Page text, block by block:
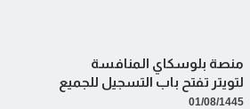
منصة بلوسكاي المنافسة
لتويتر تفتح باب التسجيل للجميع
01/08/1445